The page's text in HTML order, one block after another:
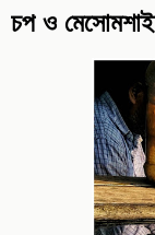
চপ ও মেসোমশাই